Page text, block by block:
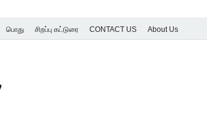
பொது சிறப்பு கட்டுரை CONTACT US About Us